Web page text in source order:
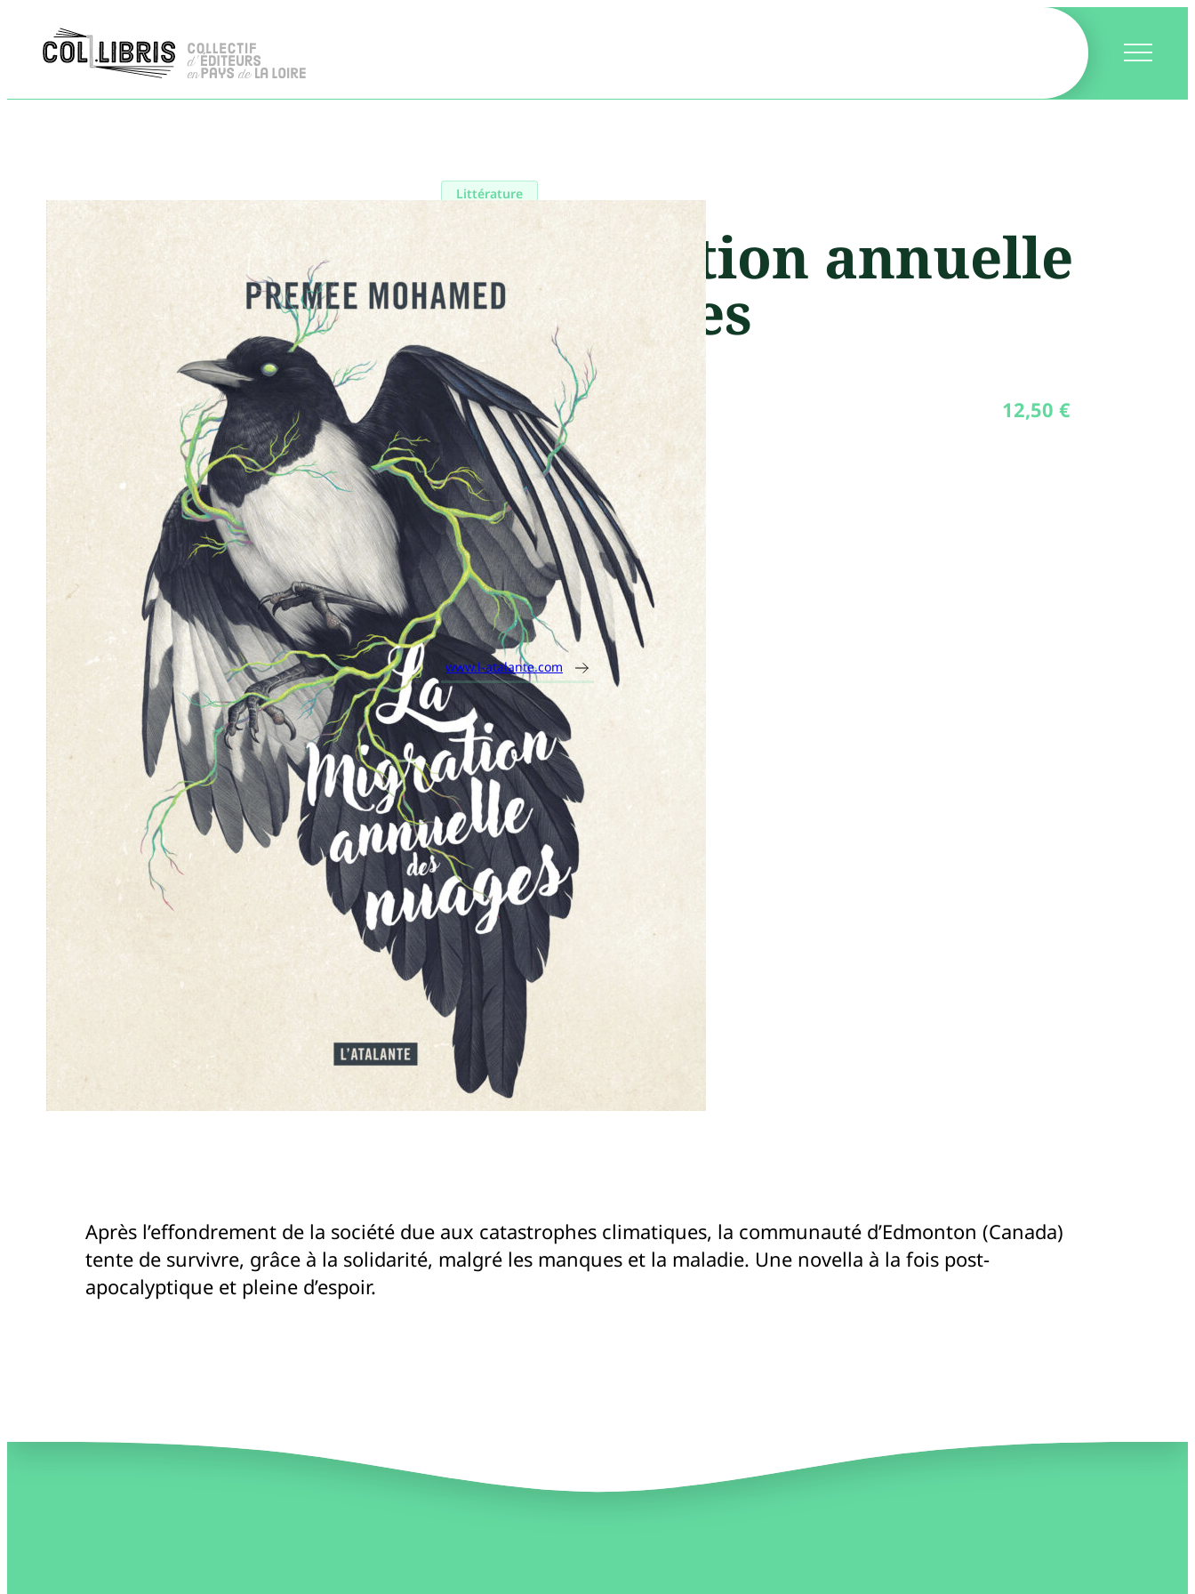
Littérature
La Migration annuelle
des nuages
L’Atalante 12,50 €
Premee Mohamed
Parution :09 janvier 2025
Dimensions :14,5 x 20 cm
Nombre de pages :176
ISBN :9791036002113
www.l-atalante.com
Après l’effondrement de la société due aux catastrophes climatiques, la communauté d’Edmonton (Canada)
tente de survivre, grâce à la solidarité, malgré les manques et la maladie. Une novella à la fois post-
apocalyptique et pleine d’espoir.